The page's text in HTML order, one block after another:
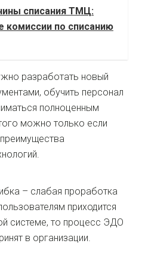
списания ТМЦ:
комиссии по списанию
разработать новый
обучить персонал
полноценным
можно только если
– слабая проработка
приходится
системе, то процесс ЭДО
в организации.